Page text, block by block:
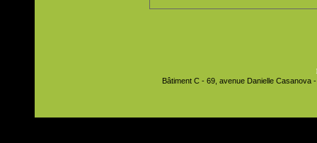
Bâtiment C - 69, avenue Danielle